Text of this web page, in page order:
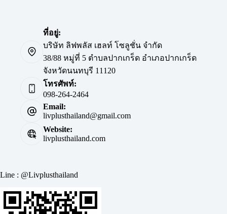
ที่อยู่:
บริษัท ลิฟพลัส เฮลท์ โซลูชั่น จำกัด
38/88 หมู่ที่ 5 ตำบลปากเกร็ด อำเภอปากเกร็ด
จังหวัดนนทบุรี 11120
โทรศัพท์:
098-264-2464
Email:
livplusthailand@gmail.com
Website:
livplusthailand.com
Line : @Livplusthailand